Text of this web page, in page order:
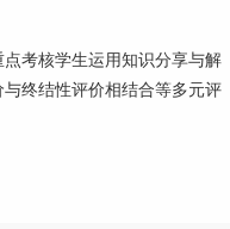
考核学生运用知识分享与解
终结性评价相结合等多元评